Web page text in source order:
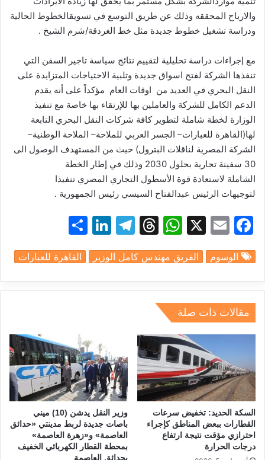
والارباح المحققه وذلك عن طريق التوسع في تسويقالخطوط الحالية
ودراسة تشغيل خطوط جديدة مثل خط الغردقة/شرم الشيخ .
مع إجراءات دراسة تحليلية لتقييم نتائج سياسة تاجير السفن التي
تنفذها الشركة لفتح اسواق جديدة وتلبية الاحتياجات المتزايدة على
النقل البحري في العديد من اوقات العام مؤكداً على أنه يقدم
الدعم الكامل للشركة والعاملين بها للإرتقاء بها خاصة مع تنفيذ
الوزارة لخطة شاملة لتطوير كافة شركات النقل البحري التابعة
لها(القاهرة للعبارات– الجسر العربي للملاحة– الملاحة الوطنية–
الشركة المصرية لناقلات البترول) حيث من المستهدف الوصول الى
30 سفينة تجارية بحلول وذلك في إطار الخطة
الشاملة لاستعادة قوة الأسطول التجاري المصري تنفيذا
لتوجيهات الرئيس عبدالفتاح السيسي رئيس الجمهورية .
F
c
e
b
o
o
k
E
ai
l
X
W
at
s
A
p
p
T
e
a
T
e
gr
Li
k
e
ar
e
الوسوم الفريق مهندس كامل الوزير القاهرة للعبارات
مقالات ذات صلة
السكة الحديد: تخفيض سرعات
القطارات ببعض المناطق كإجراء
احترازي مؤقت نتيجة ارتفاع
درجات الحرارة
وزير النقل يدشن (10) ميني
باصات جديدة لربط مدينتي «حدائق
العاصمة» و«زهرة العاصمة»
بمحطة القطار الكهربائي الخفيف
بحدائق العاصمة